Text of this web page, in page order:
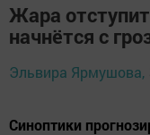
Жара
начнётся с
Эльвира Ярмушова,
Синоптики